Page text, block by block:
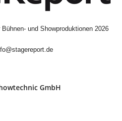
und Showproduktionen 2026
GmbH